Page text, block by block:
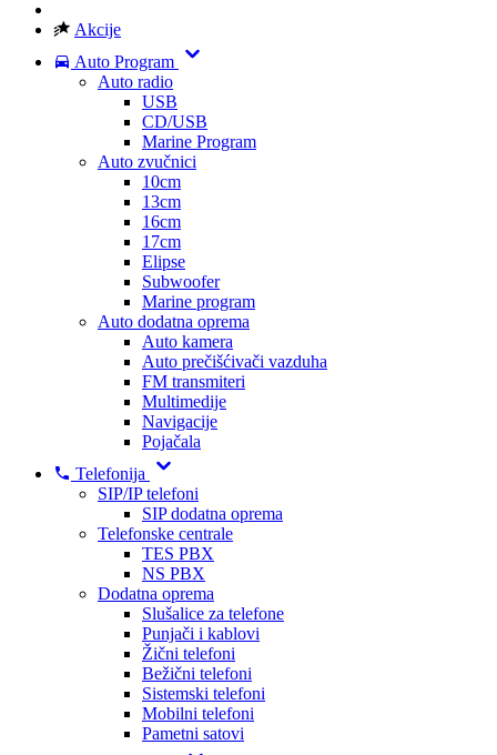
Akcije
Auto Program
Auto radio
USB
CD/USB
Marine Program
Auto zvučnici
10cm
13cm
16cm
17cm
Elipse
Subwoofer
Marine program
Auto dodatna oprema
Auto kamera
Auto prečišćivači vazduha
FM transmiteri
Multimedije
Navigacije
Pojačala
Telefonija
SIP/IP telefoni
SIP dodatna oprema
Telefonske centrale
TES PBX
NS PBX
Dodatna oprema
Slušalice za telefone
Punjači i kablovi
Žični telefoni
Bežični telefoni
Sistemski telefoni
Mobilni telefoni
Pametni satovi